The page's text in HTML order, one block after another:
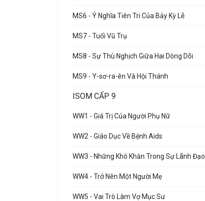
MS6 - Ý Nghĩa Tiên Tri Của Bảy Kỳ Lễ
MS7 - Tuổi Vũ Trụ
MS8 - Sự Thù Nghịch Giữa Hai Dòng Dõi
MS9 - Y-sơ-ra-ên Và Hội Thánh
ISOM CẤP 9
WW1 - Giá Trị Của Người Phụ Nữ
WW2 - Giáo Dục Về Bệnh Aids
WW3 - Những Khó Khăn Trong Sự Lãnh Đạo
WW4 - Trở Nên Một Người Mẹ
WW5 - Vai Trò Làm Vợ Mục Sư